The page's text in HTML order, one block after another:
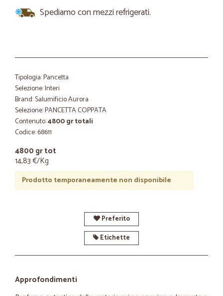
Spediamo con mezzi refrigerati.
Tipologia: Pancetta
Selezione: Interi
Brand: Salumificio Aurora
Selezione: PANCETTA COPPATA
Contenuto:4800 gr totali
Codice: 68611
4800 gr tot
14,83 €/Kg
Prodotto temporaneamente non disponibile
Preferito
Etichette
Approfondimenti